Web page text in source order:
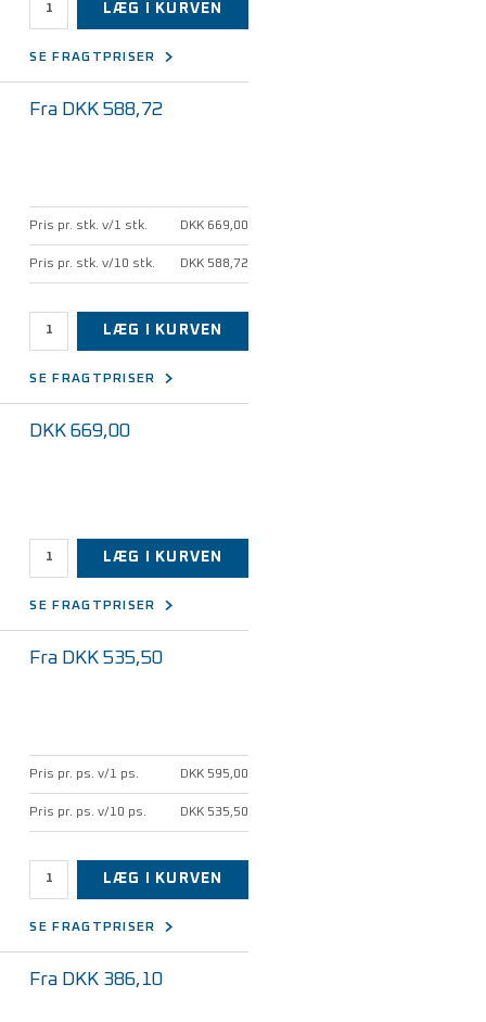
LÆG I KURVEN
SE FRAGTPRISER
Fra DKK 588,72
Pris pr. stk. v/1 stk. DKK 669,00
Pris pr. stk. v/10 stk. DKK 588,72
LÆG I KURVEN
SE FRAGTPRISER
DKK 669,00
LÆG I KURVEN
SE FRAGTPRISER
Fra DKK 535,50
Pris pr. ps. v/1 ps. DKK 595,00
Pris pr. ps. v/10 ps. DKK 535,50
LÆG I KURVEN
SE FRAGTPRISER
Fra DKK 386,10